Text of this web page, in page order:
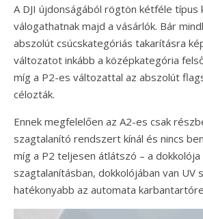
A DJI újdonságából rögtön kétféle típus
válogathatnak majd a vásárlók. Bár
abszolút csúcskategóriás takarításra
változatot inkább a középkategória
míg a P2-es változattal az abszolút
célozták.
Ennek megfelelően az A2-es csak
szagtalanító rendszert kínál és nincs
míg a P2 teljesen átlátszó – a
szagtalanításban, dokkolójában van UV
hatékonyabb az automata